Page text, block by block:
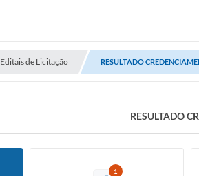
Editais de Licitação RESULTADO
RESULTADO
1